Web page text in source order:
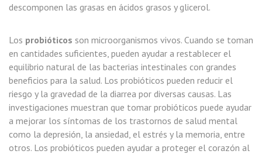
descomponen las grasas en ácidos grasos y glicerol.
Los probióticos son microorganismos vivos. Cuando se toman
en cantidades suficientes, pueden ayudar a restablecer el
equilibrio natural de las bacterias intestinales con grandes
beneficios para la salud. Los probióticos pueden reducir el
riesgo y la gravedad de la diarrea por diversas causas. Las
investigaciones muestran que tomar probióticos puede ayudar
a mejorar los síntomas de los trastornos de salud mental
como la depresión, la ansiedad, el estrés y la memoria, entre
otros. Los probióticos pueden ayudar a proteger el corazón al